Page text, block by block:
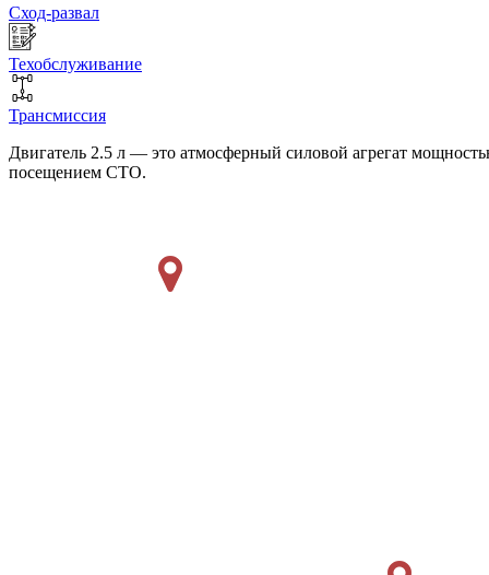
Сход-развал
Техобслуживание
Трансмиссия
Двигатель 2.5 л — это атмосферный силовой агрегат
посещением СТО.